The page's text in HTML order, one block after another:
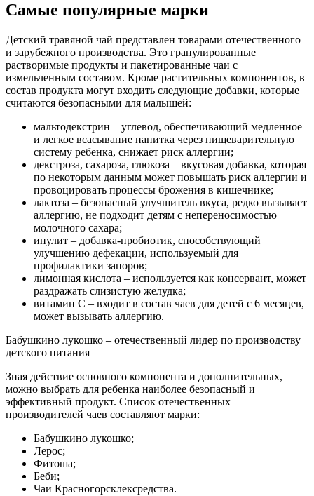
Самые популярные марки
Детский травяной чай представлен товарами отечественного
и зарубежного производства. Это гранулированные
растворимые продукты и пакетированные чаи с
измельченным составом. Кроме растительных компонентов, в
состав продукта могут входить следующие добавки, которые
считаются безопасными для малышей:
мальтодекстрин – углевод, обеспечивающий медленное
и легкое всасывание напитка через пищеварительную
систему ребенка, снижает риск аллергии;
декстроза, сахароза, глюкоза – вкусовая добавка, которая
по некоторым данным может повышать риск аллергии и
провоцировать процессы брожения в кишечнике;
лактоза – безопасный улучшитель вкуса, редко вызывает
аллергию, не подходит детям с непереносимостью
молочного сахара;
инулит – добавка-пробиотик, способствующий
улучшению дефекации, используемый для
профилактики запоров;
лимонная кислота – используется как консервант, может
раздражать слизистую желудка;
витамин С – входит в состав чаев для детей с 6 месяцев,
может вызывать аллергию.
Бабушкино лукошко – отечественный лидер по производству
детского питания
Зная действие основного компонента и дополнительных,
можно выбрать для ребенка наиболее безопасный и
эффективный продукт. Список отечественных
производителей чаев составляют марки:
Бабушкино лукошко;
Лерос;
Фитоша;
Беби;
Чаи Красногорсклексредства.